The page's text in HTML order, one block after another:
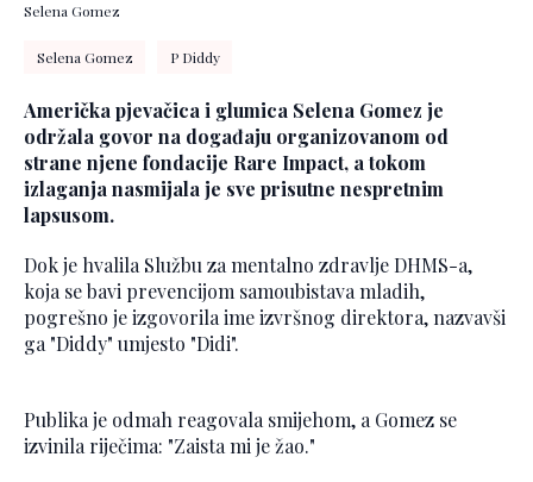
Selena Gomez
Selena Gomez P Diddy
Američka pjevačica i glumica Selena Gomez je
održala govor na događaju organizovanom od
strane njene fondacije Rare Impact, a tokom
izlaganja nasmijala je sve prisutne nespretnim
lapsusom.
Dok je hvalila Službu za mentalno zdravlje DHMS-a,
koja se bavi prevencijom samoubistava mladih,
pogrešno je izgovorila ime izvršnog direktora, nazvavši
ga "Diddy" umjesto "Didi".
Publika je odmah reagovala smijehom, a Gomez se
izvinila riječima: "Zaista mi je žao."